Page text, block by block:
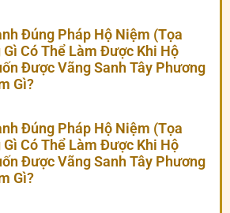
Đúng Pháp Hộ Niệm (Tọa
Có Thể Làm Được Khi Hộ
Được Vãng Sanh Tây Phương
Gì?
Đúng Pháp Hộ Niệm (Tọa
Có Thể Làm Được Khi Hộ
Được Vãng Sanh Tây Phương
Gì?